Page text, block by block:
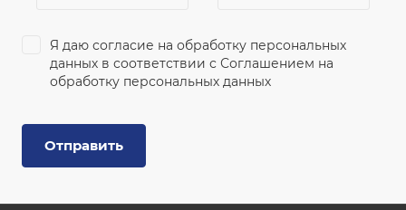
Я даю согласие на обработку персональных
данных в соответствии с Соглашением на
обработку персональных данных
Отправить